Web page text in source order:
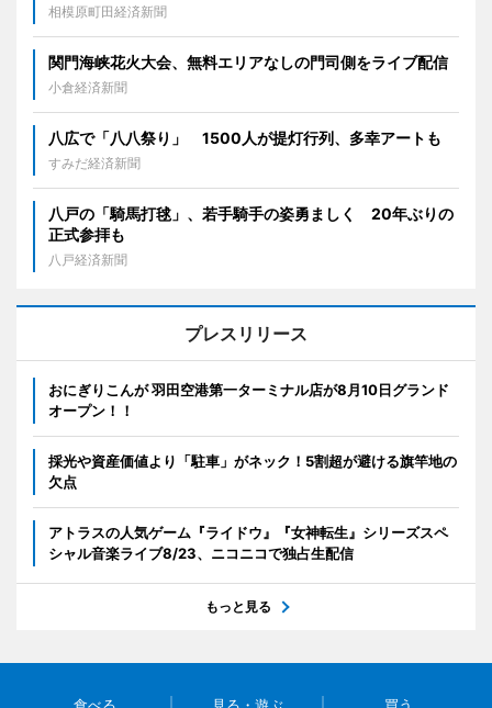
相模原町田経済新聞
関門海峡花火大会、無料エリアなしの門司側をライブ配信
小倉経済新聞
八広で「八八祭り」 1500人が提灯行列、多幸アートも
すみだ経済新聞
八戸の「騎馬打毬」、若手騎手の姿勇ましく 20年ぶりの
正式参拝も
八戸経済新聞
プレスリリース
おにぎりこんが 羽田空港第一ターミナル店が8月10日グランド
オープン！！
採光や資産価値より「駐車」がネック！5割超が避ける旗竿地の
欠点
アトラスの人気ゲーム『ライドウ』『女神転生』シリーズスペ
シャル音楽ライブ8/23、ニコニコで独占生配信
もっと見る
食べる 見る・遊ぶ 買う